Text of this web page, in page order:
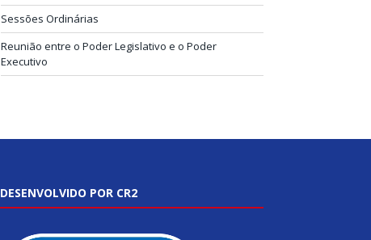
Sessões Ordinárias
Reunião entre o Poder Legislativo e o Poder
Executivo
DESENVOLVIDO POR CR2